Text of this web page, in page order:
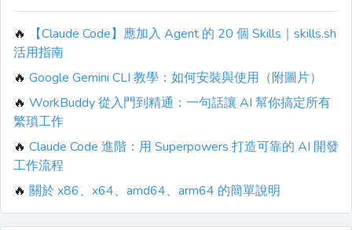
🔥
【Claude Code】應加入 Agent 的 20 個 Skills｜skills.sh
活用指南
🔥 Google Gemini CLI 教學：如何安裝與使用（附圖片）
🔥 WorkBuddy 從入門到精通：一句話讓 AI 幫你搞定所有
繁瑣工作
🔥 Claude Code 進階：用 Superpowers 打造可靠的 AI 開發
工作流程
🔥 關於 x86、x64、amd64、arm64 的簡單說明